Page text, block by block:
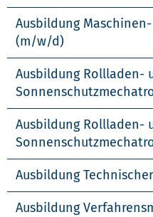
Ausbildung
(m/w/d)
Ausbildung Rollladen-
Ausbildung Rollladen-
Ausbildung
Ausbildung